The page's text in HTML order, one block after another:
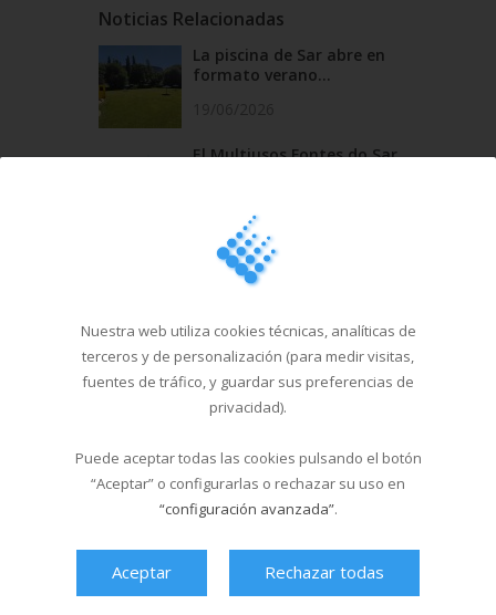
Noticias Relacionadas
La piscina de Sar abre en
formato verano...
El Multiusos Fontes do Sar
Campus Sar verano 2026
29/04/2026
Cursos de natación en
Santa Isabel del 1...
18/03/2026
Última hora
Nuestra web utiliza cookies técnicas, analíticas de
terceros y de personalización (para medir visitas,
fuentes de tráfico, y guardar sus preferencias de
privacidad).
Puede aceptar todas las cookies pulsando el botón
“Aceptar” o configurarlas o rechazar su uso en
“configuración avanzada”.
Aceptar Rechazar todas